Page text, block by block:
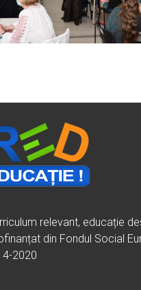
relevant, educație
din Fondul Social
2020